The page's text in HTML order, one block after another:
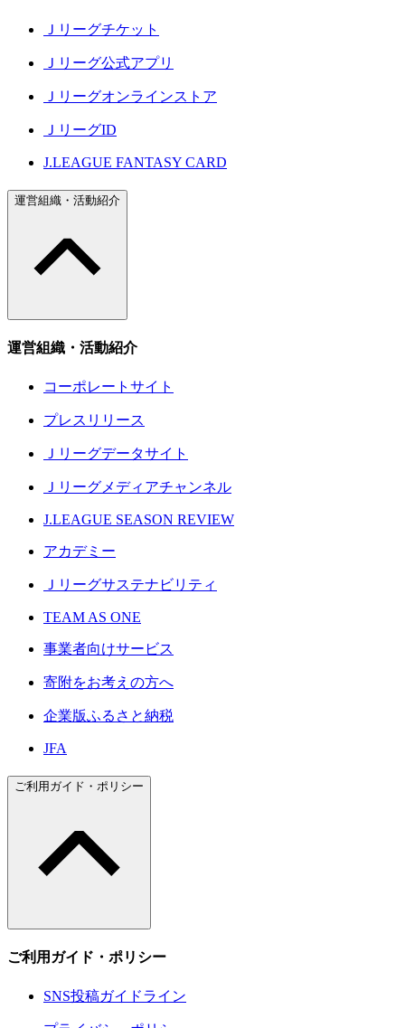
Ｊリーグチケット
Ｊリーグ公式アプリ
Ｊリーグオンラインストア
ＪリーグID
J.LEAGUE FANTASY CARD
運営組織・活動紹介
運営組織・活動紹介
コーポレートサイト
プレスリリース
Ｊリーグデータサイト
Ｊリーグメディアチャンネル
J.LEAGUE SEASON REVIEW
アカデミー
Ｊリーグサステナビリティ
TEAM AS ONE
事業者向けサービス
寄附をお考えの方へ
企業版ふるさと納税
JFA
ご利用ガイド・ポリシー
ご利用ガイド・ポリシー
SNS投稿ガイドライン